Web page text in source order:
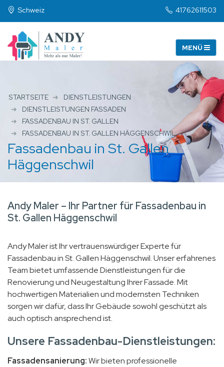
Schweiz 41762611503
STARTSEITE
DIENSTLEISTUNGEN
DIENSTLEISTUNGEN FASSADEN
FASSADENBAU IN ST. GALLEN
FASSADENBAU IN ST. GALLEN HÄGGENSCHWIL
Fassadenbau in St. Gallen
Häggenschwil
Andy Maler – Ihr Partner für Fassadenbau in
St. Gallen Häggenschwil
Andy Maler ist Ihr vertrauenswürdiger Experte für
Fassadenbau in St. Gallen Häggenschwil. Unser erfahrenes
Team bietet umfassende Dienstleistungen für die
Renovierung und Neugestaltung Ihrer Fassade. Mit
hochwertigen Materialien und modernsten Techniken
sorgen wir dafür, dass Ihr Gebäude sowohl geschützt als
auch optisch ansprechend ist.
Unsere Fassadenbau-Dienstleistungen:
Fassadensanierung:Wir bieten professionelle